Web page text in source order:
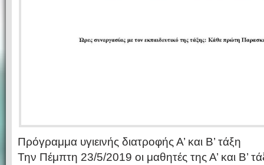
Πρόγραμμα υγιεινής διατροφής Α’ και Β’ τάξη
Την Πέμπτη 23/5/2019 οι μαθητές της Α’ και Β’